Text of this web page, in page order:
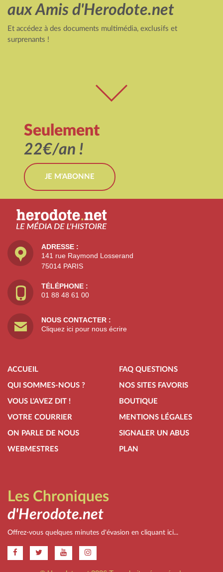
aux Amis d'Herodote.net
Et accédez à des documents multimédia, exclusifs et
surprenants !
Seulement
22€/an !
JE M'ABONNE
ADRESSE :
141 rue Raymond Losserand
75014 PARIS
TÉLÉPHONE :
01 88 48 61 00
NOUS CONTACTER :
Cliquez ici pour nous écrire
ACCUEIL
QUI SOMMES-NOUS ?
VOUS L'AVEZ DIT !
VOTRE COURRIER
ON PARLE DE NOUS
WEBMESTRES
FAQ QUESTIONS
NOS SITES FAVORIS
BOUTIQUE
MENTIONS LÉGALES
SIGNALER UN ABUS
PLAN
Les Chroniques
d'Herodote.net
Offrez-vous quelques minutes d'évasion en cliquant ici...